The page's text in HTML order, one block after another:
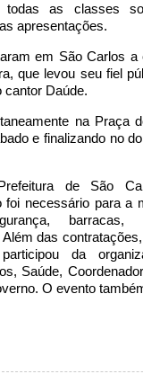
todas as classes
apresentações.
em São Carlos a
que levou seu fiel
cantor Daúde.
na Praça
e finalizando no
de São
necessário para a
barracas,
das
da
Saúde,
O evento